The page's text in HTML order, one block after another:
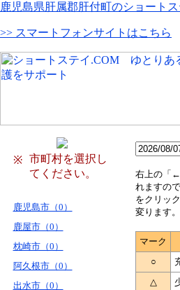
鹿児島県肝属郡肝付町のショートス
>> スマートフォンサイトはこちら
※
市町村を選択し
てください。
鹿児島市（0）
鹿屋市（0）
枕崎市（0）
阿久根市（0）
出水市（0）
右上の「←
れますの
をクリッ
変ります。
マーク
○
△